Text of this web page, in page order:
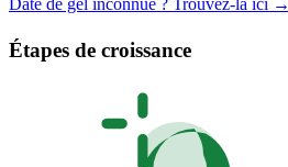
Étapes de croissance